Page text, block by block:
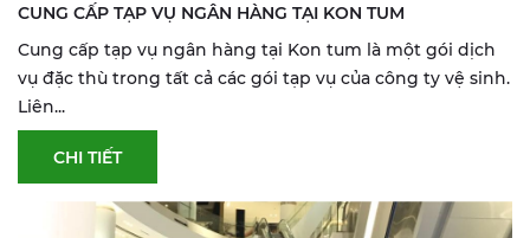
CUNG CẤP TẠP VỤ NGÂN HÀNG TẠI KON TUM
Cung cấp tạp vụ ngân hàng tại Kon tum là một gói dịch
vụ đặc thù trong tất cả các gói tạp vụ của công ty vệ sinh.
Liên...
CHI TIẾT